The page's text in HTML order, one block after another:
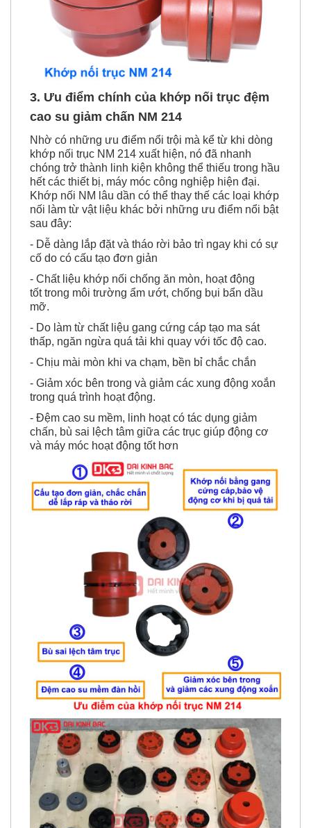
3. Ưu điểm chính của khớp nối trục đệm
cao su giảm chấn NM 214
Nhờ có những ưu điểm nổi trội mà kể từ khi dòng
khớp nối trục NM 214 xuất hiện, nó đã nhanh
chóng trở thành linh kiện không thể thiếu trong hầu
hết các thiết bị, máy móc công nghiệp hiện đại.
Khớp nối NM lâu dần có thể thay thế các loại khớp
nối làm từ vật liệu khác bởi những ưu điểm nổi bật
sau đây:
- Dễ dàng lắp đặt và tháo rời bảo trì ngay khi có sự
cố do có cấu tạo đơn giản
- Chất liệu khớp nối chống ăn mòn, hoạt động
tốt trong môi trường ẩm ướt, chống bụi bẩn dầu
mỡ.
- Do làm từ chất liệu gang cứng cáp tạo ma sát
thấp, ngăn ngừa quá tải khi quay với tốc độ cao.
- Chịu mài mòn khi va chạm, bền bỉ chắc chắn
- Giảm xóc bên trong và giảm các xung động xoắn
trong quá trình hoạt động.
- Đệm cao su mềm, linh hoạt có tác dụng giảm
chấn, bù sai lệch tâm giữa các trục giúp động cơ
và máy móc hoạt động tốt hơn